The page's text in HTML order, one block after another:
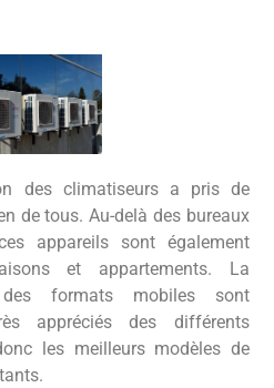
des climatiseurs a pris de
de tous. Au-delà des bureaux
appareils sont également
et appartements. La
des formats mobiles sont
appréciés des différents
les meilleurs modèles de